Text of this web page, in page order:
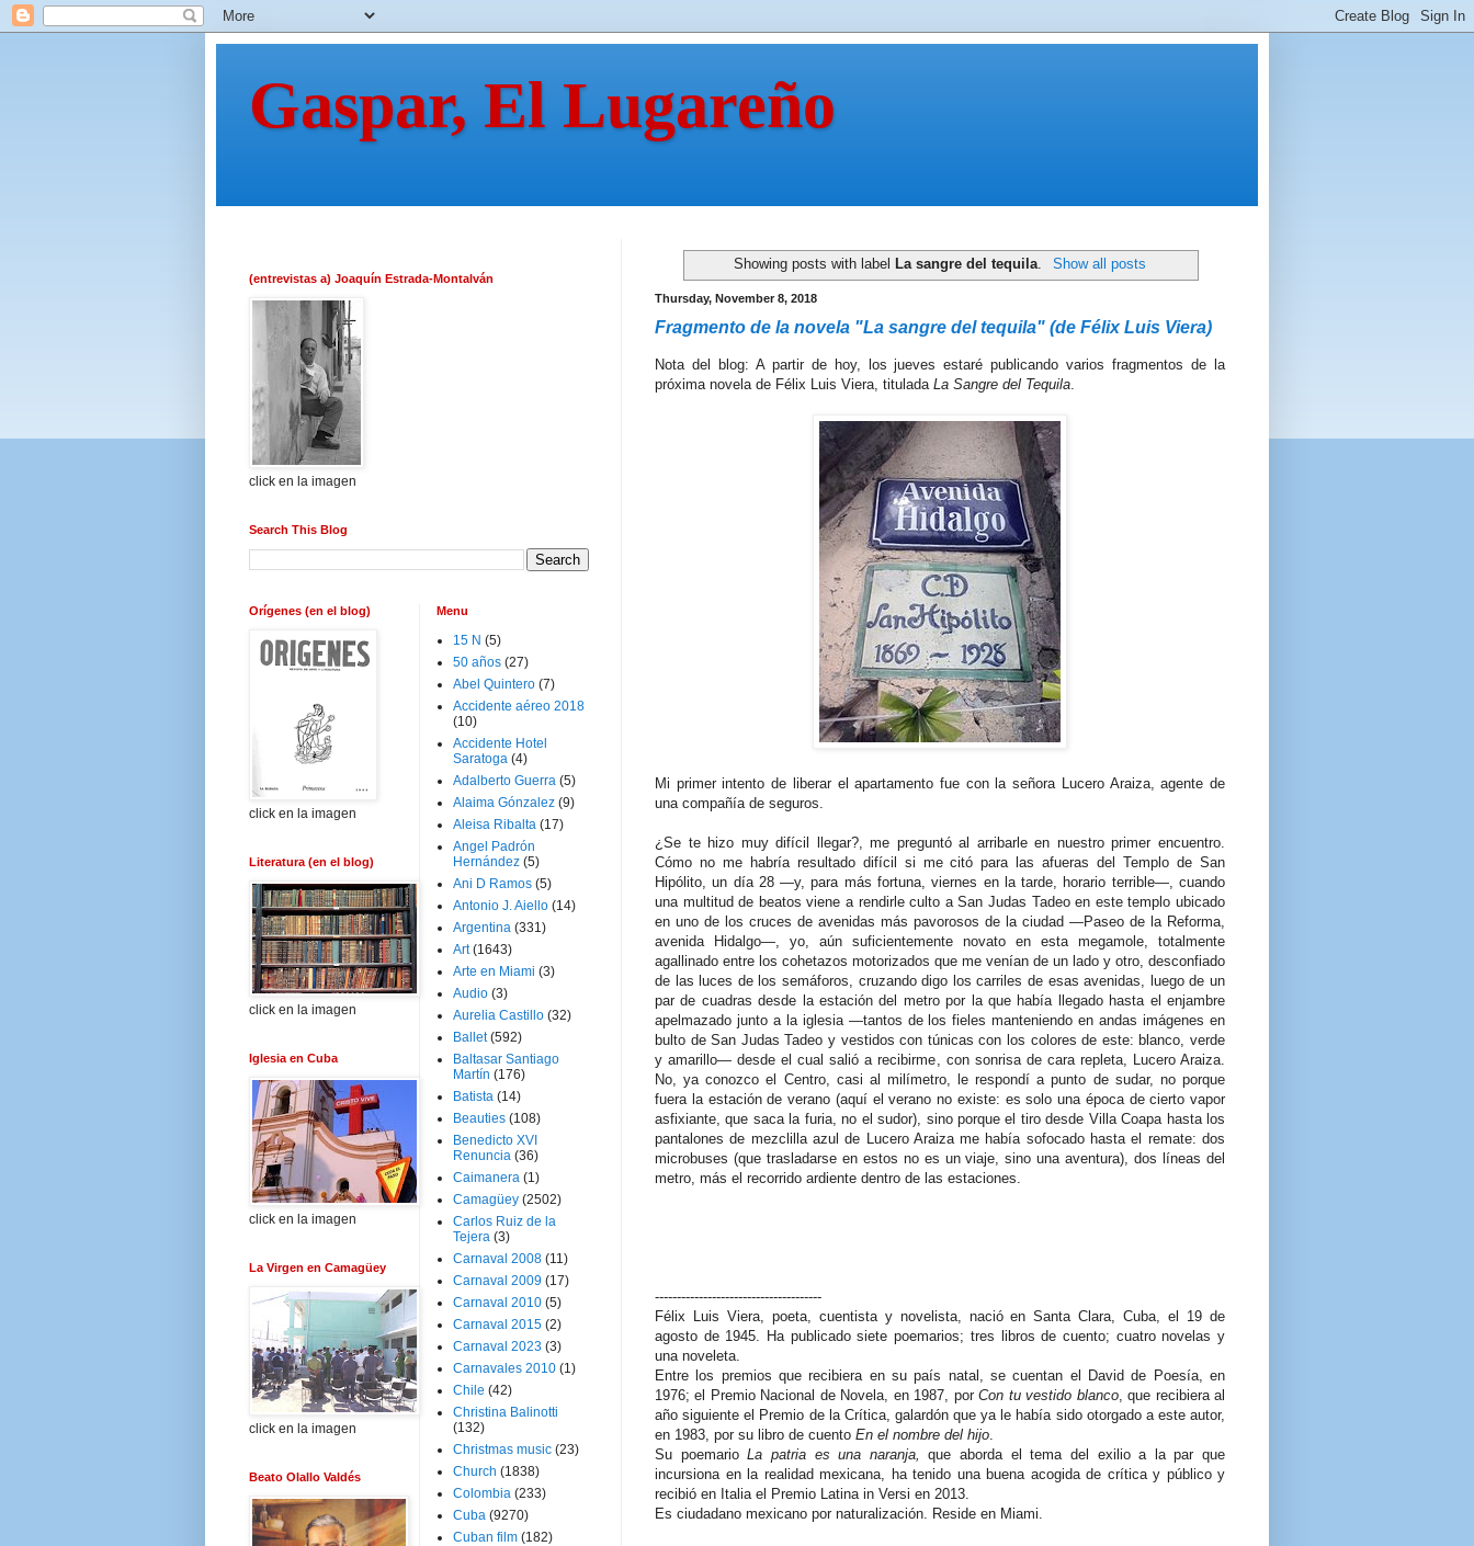
Gaspar, El Lugareño
Showing posts with label La sangre del tequila Show all posts
Thursday, November 8, 2018
Fragmento de la novela "La sangre del tequila" (de Félix Luis Viera)
Nota del blog: A partir de hoy, los jueves estaré publicando varios fragmentos de la
próxima novela de Félix Luis Viera, titulada La Sangre del Tequila.
Mi primer intento de liberar el apartamento fue con la señora Lucero Araiza, agente de
una compañía de seguros.
¿Se te hizo muy difícil llegar?, me preguntó al arribarle en nuestro primer encuentro.
Cómo no me habría resultado difícil si me citó para las afueras del Templo de San
Hipólito, un día 28 —y, para más fortuna, viernes en la tarde, horario terrible—, cuando
una multitud de beatos viene a rendirle culto a San Judas Tadeo en este templo ubicado
en uno de los cruces de avenidas más pavorosos de la ciudad —Paseo de la Reforma,
avenida Hidalgo—, yo, aún suficientemente novato en esta megamole, totalmente
agallinado entre los cohetazos motorizados que me venían de un lado y otro, desconfiado
de las luces de los semáforos, cruzando digo los carriles de esas avenidas, luego de un
par de cuadras desde la estación del metro por la que había llegado hasta el enjambre
apelmazado junto a la iglesia —tantos de los fieles manteniendo en andas imágenes en
bulto de San Judas Tadeo y vestidos con túnicas con los colores de este: blanco, verde
y amarillo— desde el cual salió a recibirme, con sonrisa de cara repleta, Lucero Araiza.
No, ya conozco el Centro, casi al milímetro, le respondí a punto de sudar, no porque
fuera la estación de verano (aquí el verano no existe: es solo una época de cierto vapor
asfixiante, que saca la furia, no el sudor), sino porque el tiro desde Villa Coapa hasta los
pantalones de mezclilla azul de Lucero Araiza me había sofocado hasta el remate: dos
microbuses (que trasladarse en estos no es un viaje, sino una aventura), dos líneas del
metro, más el recorrido ardiente dentro de las estaciones.
--------------------------------------
Félix Luis Viera, poeta, cuentista y novelista, nació en Santa Clara, Cuba, el 19 de
agosto de 1945. Ha publicado siete poemarios; tres libros de cuento; cuatro novelas y
una noveleta.
Entre los premios que recibiera en su país natal, se cuentan el David de Poesía, en
1976; el Premio Nacional de Novela, en 1987, porCon tu vestido blanco, que recibiera al
año siguiente el Premio de la Crítica, galardón que ya le había sido otorgado a este autor,
en 1983, por su libro de cuento En el nombre del hijo.
Su poemarioLa patria es una naranja, que aborda el tema del exilio a la par que
incursiona en la realidad mexicana, ha tenido una buena acogida de crítica y público y
recibió en Italia el Premio Latina in Versi en 2013.
Es ciudadano mexicano por naturalización. Reside en Miami.
(entrevistas a) Joaquín Estrada-Montalván
click en la imagen
Search This Blog
Orígenes (en el blog)
click en la imagen
Literatura (en el blog)
click en la imagen
Iglesia en Cuba
click en la imagen
La Virgen en Camagüey
click en la imagen
Beato Olallo Valdés
Menu
15 N (5)
50 años (27)
Abel Quintero (7)
Accidente aéreo 2018
(10)
Accidente Hotel
Saratoga (4)
Adalberto Guerra (5)
Alaima Gónzalez (9)
Aleisa Ribalta (17)
Angel Padrón
Hernández (5)
Ani D Ramos (5)
Antonio J. Aiello (14)
Argentina (331)
Art (1643)
Arte en Miami (3)
Audio (3)
Aurelia Castillo (32)
Ballet (592)
Baltasar Santiago
Martín (176)
Batista (14)
Beauties (108)
Benedicto XVI
Renuncia (36)
Caimanera (1)
Camagüey (2502)
Carlos Ruiz de la
Tejera (3)
Carnaval 2008 (11)
Carnaval 2009 (17)
Carnaval 2010 (5)
Carnaval 2015 (2)
Carnaval 2023 (3)
Carnavales 2010 (1)
Chile (42)
Christina Balinotti
(132)
Christmas music (23)
Church (1838)
Colombia (233)
Cuba (9270)
Cuban film (182)